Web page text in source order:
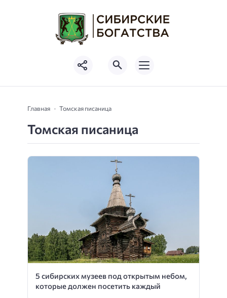
Главная Томская писаница
Томская писаница
5 сибирских музеев под открытым небом,
которые должен посетить каждый